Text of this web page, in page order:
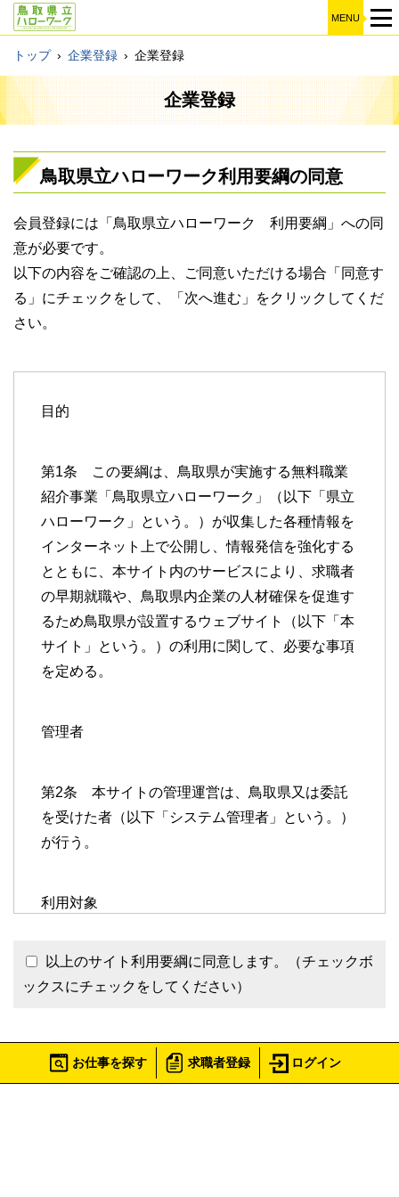
MENU
トップ › 企業登録 › 企業登録
企業登録
鳥取県立ハローワーク利用要綱の同意
会員登録には「鳥取県立ハローワーク 利用要綱」への同
意が必要です。
以下の内容をご確認の上、ご同意いただける場合「同意す
る」にチェックをして、「次へ進む」をクリックしてくだ
さい。
目的
第1条 この要綱は、鳥取県が実施する無料職業
紹介事業「鳥取県立ハローワーク」（以下「県立
ハローワーク」という。）が収集した各種情報を
インターネット上で公開し、情報発信を強化する
とともに、本サイト内のサービスにより、求職者
の早期就職や、鳥取県内企業の人材確保を促進す
るため鳥取県が設置するウェブサイト（以下「本
サイト」という。）の利用に関して、必要な事項
を定める。
管理者
第2条 本サイトの管理運営は、鳥取県又は委託
を受けた者（以下「システム管理者」という。）
が行う。
利用対象
第3条 本サイト利用対象者は別表の掲げる職種
への県内就職を希望する求職者及び県内採用を希
企業）とする。
以上のサイト利用要綱に同意します。（チェックボ
ックスにチェックをしてください）
次に進む
お仕事を探す ログイン
求職者登録